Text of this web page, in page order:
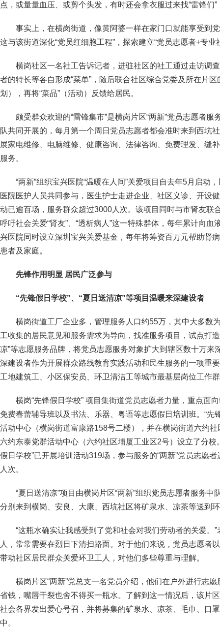
点，或量量血压、或剪个头发，有时还会拿衣服过来找“雷锋们
事实上，在横岗街道，像黄阿婆一样在家门口就能享受到
这与该街道深化“党员红细胞工程”，探索建立“党员志愿者+专
横岗社区一名社工告诉记者，进驻社区的社工通过走访调
者的特长等各自形成“菜单”，随后联合社区综合党委及所在片区
划），再将“菜品”（活动）反馈给居民。
颇受群众欢迎的“雷锋集市”是横岗片区“两新”党员志愿者
队共同开展的，每月第一个周日党员志愿者都会准时来到西坑
展家电维修、电脑维修、健康咨询、法律咨询、免费理发、缝
服务。
“两新”组织宝兴医院“温暖在人间”关爱项目自去年5月启动
医院医护人员共同参与，医生护士走进企业、社区义诊、开设
动已逾百场，服务群众超过3000人次。该项目同时与市肾友联
呼吁社会关爱“肾友”、“透析病人”这一特殊群体，每年累计向
兴医院同时设立深圳宝兴关爱基金，每年将筹资百万元帮助肾
患者及家庭。
先锋作用明显 居民广泛参与
“先锋假日学校”、“夏日送清凉”等项目温暖来深建设者
横岗街道工厂企业多，管理服务人口约55万，其中大多数
工收集的居民意见和服务需求为导向，找准服务项目，试点打
凉”等志愿服务品牌，将党员志愿服务对象扩大到辖区数十万来
深建设者作为开展群众路线教育实践活动和民生服务的一项重
工地建筑工、小区保安员、环卫清洁工等城市最基层岗位工作
横岗“先锋假日学校” 项目集街道党员志愿者力量，重点面
免费春蕾辅导班以及书法、乐器、粤语等志愿假日培训班。“先
活动中心（横岗街道富康路158号二楼），并在横岗街道六约
六约东泰党群活动中心（六约社区埔厦工业区2号）设立了分校
假日学校”已开展培训活动319场，参与服务的“两新”党员志愿
人次。
“夏日送清凉”项目由横岗片区“两新”组织党员志愿者服务
分别来到横岗、安良、大康、西坑社区将矿泉水、凉茶等送到
“这瓶水确实让我感受到了党和社会对我们劳动者的关爱。
人，常常需要在烈日下清扫路面。对于他们来说，党员志愿者
带动社区居民群众关爱环卫工人，对他们多些尊重与理解。
横岗片区“两新”党总支一名党员介绍，他们在户外进行志
省钱，嘴唇干裂也舍不得买一瓶水。了解到这一情况后，该片
社会各界发出爱心号召，并将募集的矿泉水、凉茶、毛巾、口
中。